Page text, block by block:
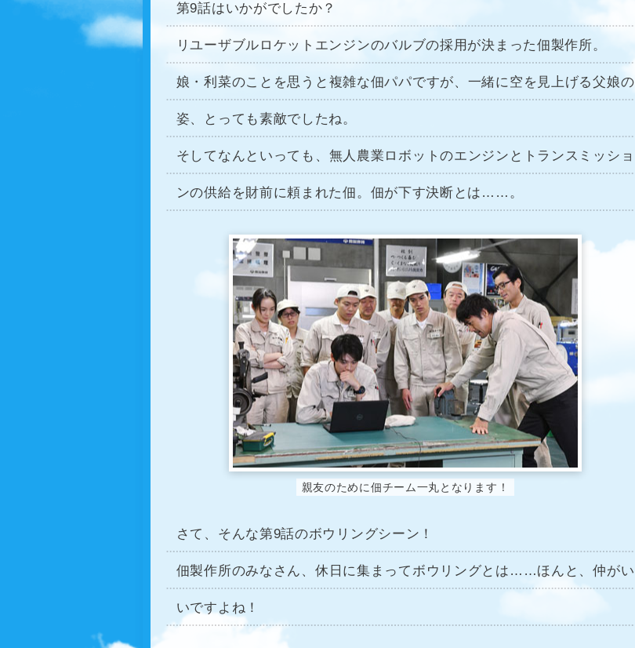
第9話はいかがでしたか？
リユーザブルロケットエンジンのバルブの採用が決まった佃製作所。
娘・利菜のことを思うと複雑な佃パパですが、一緒に空を見上げる父娘の
姿、とっても素敵でしたね。
そしてなんといっても、無人農業ロボットのエンジンとトランスミッショ
ンの供給を財前に頼まれた佃。佃が下す決断とは……。
親友のために佃チーム一丸となります！
さて、そんな第9話のボウリングシーン！
佃製作所のみなさん、休日に集まってボウリングとは……ほんと、仲がい
いですよね！